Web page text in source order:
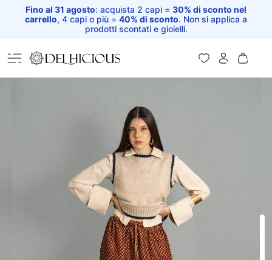
Fino al 31 agosto: acquista 2 capi = 30% di sconto nel
carrello, 4 capi o più = 40% di sconto. Non si applica a
prodotti scontati e gioielli.
Home